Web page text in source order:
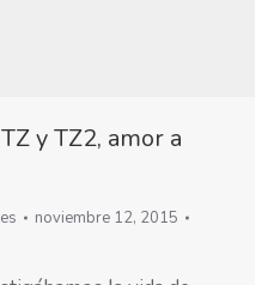
y TZ2, amor a
noviembre 12, 2015